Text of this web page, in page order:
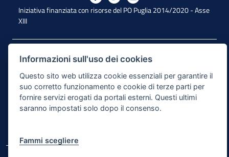
Iniziativa finanziata con risorse del PO Puglia 2014/2020 - Asse
XIII
Dichiarazione di Accessibilità
Note Legali
Cookie e Privacy
Responsabile di pubblicazione
Informazioni sull'uso dei cookies
Questo sito web utilizza cookie essenziali per garantire il
suo corretto funzionamento e cookie di terze parti per
fornire servizi erogati da portali esterni. Questi ultimi
saranno impostati solo dopo il consenso.
Fammi scegliere